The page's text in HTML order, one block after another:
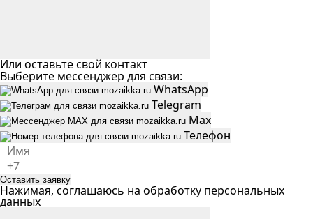
Или оставьте свой контакт
Выберите мессенджер для связи:
WhatsApp
Telegram
Max
Телефон
Оставить заявку
Нажимая, соглашаюсь на обработку персональных
данных